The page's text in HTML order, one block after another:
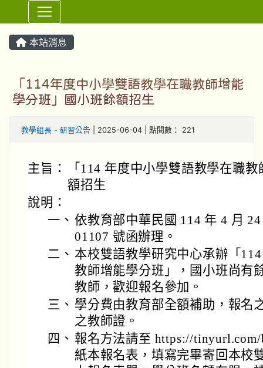
⏸
本站消息
「114年度中小學雙語教學在職教師增能
學分班」國小班餘額招生
教學組長 - 研習公告 | 2025-06-04 | 點閱數： 221
主旨：
「114 年度中小學雙語教學在職
額招生
說明：
一、 依教育部中華民國 114 年 4 月
01107 號函辦理。
二、 本校雙語教學研究中心承辦「
教師增能學分班」，國小班尚有
教師，歡迎報名參加。
三、 學分費由教育部全額補助，報名
之教師證。
四、 報名方法請至 https://
紙本報名表，填寫完畢寄回本校